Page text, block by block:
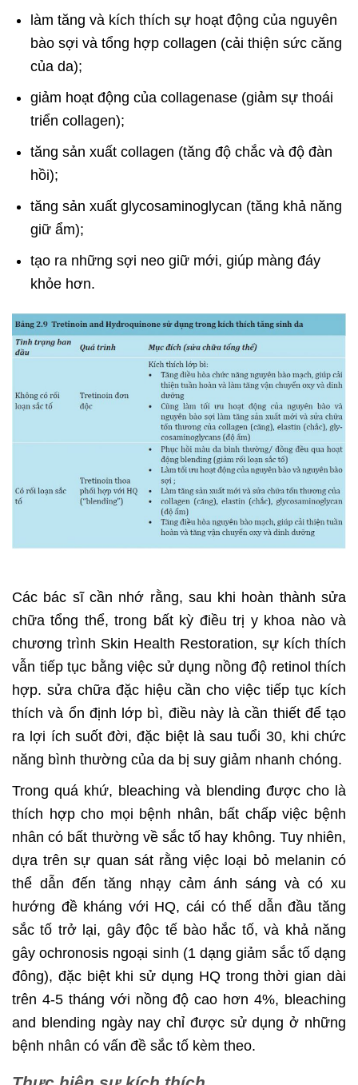
làm tăng và kích thích sự hoạt động của nguyên
bào sợi và tổng hợp collagen (cải thiện sức căng
của da);
giảm hoạt động của collagenase (giảm sự thoái
triển collagen);
tăng sản xuất collagen (tăng độ chắc và độ đàn
hồi);
tăng sản xuất glycosaminoglycan (tăng khả năng
giữ ẩm);
tạo ra những sợi neo giữ mới, giúp màng đáy
khỏe hơn.
Các bác sĩ cần nhớ rằng, sau khi hoàn thành sửa
chữa tổng thể, trong bất kỳ điều trị y khoa nào và
chương trình Skin Health Restoration, sự kích thích
vẫn tiếp tục bằng việc sử dụng nồng độ retinol thích
hợp. sửa chữa đặc hiệu cần cho việc tiếp tục kích
thích và ổn định lớp bì, điều này là cần thiết để tạo
ra lợi ích suốt đời, đặc biệt là sau tuổi 30, khi chức
năng bình thường của da bị suy giảm nhanh chóng.
Trong quá khứ, bleaching và blending được cho là
thích hợp cho mọi bệnh nhân, bất chấp việc bệnh
nhân có bất thường về sắc tố hay không. Tuy nhiên,
dựa trên sự quan sát rằng việc loại bỏ melanin có
thể dẫn đến tăng nhạy cảm ánh sáng và có xu
hướng đề kháng với HQ, cái có thế dẫn đầu tăng
sắc tố trở lại, gây độc tế bào hắc tố, và khả năng
gây ochronosis ngoại sinh (1 dạng giảm sắc tố dạng
đông), đặc biệt khi sử dụng HQ trong thời gian dài
trên 4-5 tháng với nồng độ cao hơn 4%, bleaching
and blending ngày nay chỉ được sử dụng ở những
bệnh nhân có vấn đề sắc tố kèm theo.